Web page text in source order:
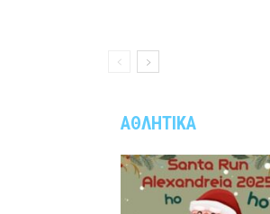
ΑΘΛΗΤΙΚΑ